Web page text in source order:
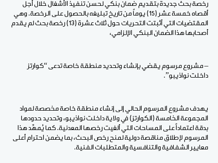
رخصة بحث جديدة بتقديم ضمان بنكي لحسن تنفيذ الأشغال خلال أجل
أقصاه خمسة عشر (15) يوماً من تاريخ تبليغه بالحصول على الرخصة. وهي
المقتضيات التي أثبتت التحريات حول ثلاث عشرة (13) رخصة بحث لم يقدم
أصحابها هذا الضمان البنكي الإلزامي،
– مشروع مرسوم يقضي بإنشاء وتحديد منطقة خاصة تدعى “كوارتز
داخلت نواذيبو”.
يهدف مشروع المرسوم الحالي إلى إنشاء منطقة خاصة مخصصة لمواد
المجموعة الخامسة (الكوارتز) في ولاية داخلت نواذيبو، وتحديد حدودها
بدقة اعتماداً على المساحات التي ألغيت رخصها المعدنية. كما يُمهِّد هذا
المرسوم لإطلاق مناقصة دولية لمنح رخص البحث، بما يضمن احترام أعلى
معايير الشفافية والتنافسية والمتطلبات الفنية.